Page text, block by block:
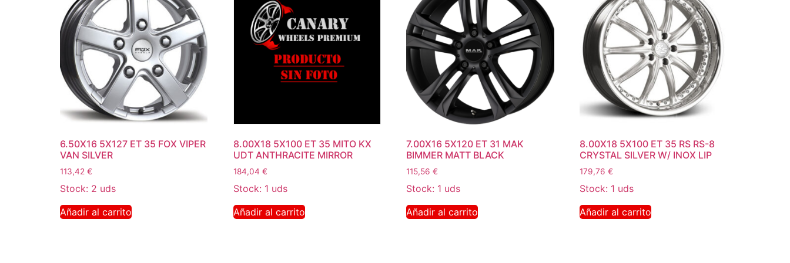
6.50X16 5X127 ET 35 FOX VIPER
VAN SILVER
113,42 €
Stock: 2 uds
Añadir al carrito
8.00X18 5X100 ET 35 MITO KX
UDT ANTHRACITE MIRROR
184,04 €
Stock: 1 uds
Añadir al carrito
7.00X16 5X120 ET 31 MAK
BIMMER MATT BLACK
115,56€
Stock: 1 uds
Añadir al carrito
8.00X18 5X100 ET 35 RS RS-8
CRYSTAL SILVER W/ INOX LIP
179,76€
Stock: 1 uds
Añadir al carrito